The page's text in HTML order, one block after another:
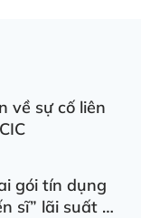
về sự cố liên
gói tín dụng
ưu